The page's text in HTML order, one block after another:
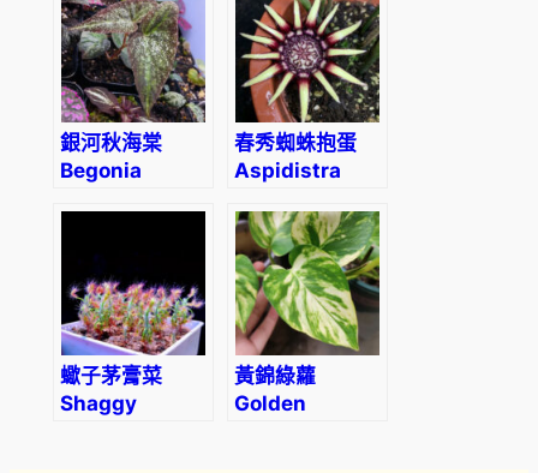
Zebra’
銀河秋海棠
Begonia
upgraded
version)
春秀蜘蛛抱蛋
Aspidistra
蠍子茅膏菜
Shaggy
黃錦綠蘿
Golden